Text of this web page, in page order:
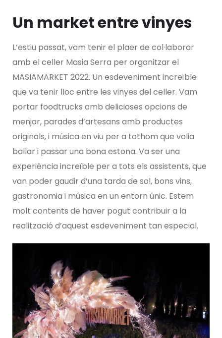
Un market entre vinyes
L’estiu passat, vam tenir el plaer de col·laborar
amb el celler Masia Serra per organitzar el
MASIAMARKET 2022. Un esdeveniment increïble
que va tenir lloc entre les vinyes del celler. Vam
portar foodtrucks amb delicioses opcions de
menjar, parades d’artesans amb productes
originals, i música en viu per a tothom que volia
ballar i passar una bona estona. Va ser una
experiència increïble per a tots els assistents, que
van poder gaudir d’una tarda de sol, bons vins,
gastronomia i música en un entorn únic. Estem
molt contents de haver pogut contribuir a la
realització d’aquest esdeveniment tan especial.